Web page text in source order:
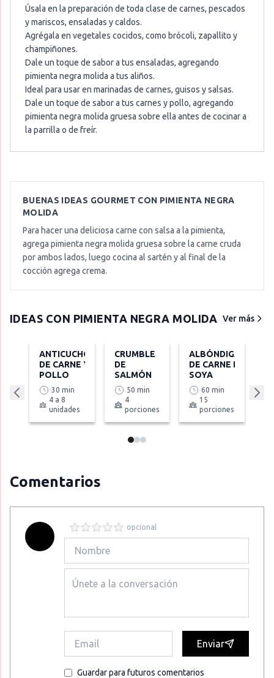
Úsala en la preparación de toda clase de carnes, pescados
y mariscos, ensaladas y caldos.
Agrégala en vegetales cocidos, como brócoli, zapallito y
champiñones.
Dale un toque de sabor a tus ensaladas, agregando
pimienta negra molida a tus aliños.
Ideal para usar en marinadas de carnes, guisos y salsas.
Dale un toque de sabor a tus carnes y pollo, agregando
pimienta negra molida gruesa sobre ella antes de cocinar a
la parrilla o de freír.
BUENAS IDEAS GOURMET CON PIMIENTA NEGRA
MOLIDA
Para hacer una deliciosa carne con salsa a la pimienta,
agrega pimienta negra molida gruesa sobre la carne cruda
por ambos lados, luego cocina al sartén y al final de la
cocción agrega crema.
IDEAS CON PIMIENTA NEGRA MOLIDA Ver más
ANTICUCHOS
DE CARNE Y
POLLO
30 min
4 a 8
unidades
CRUMBLE
DE
SALMÓN
50 min
4
porciones
ALBÓNDIGAS
DE CARNE DE
SOYA
60 min
15
porciones
Comentarios
opcional
Enviar
Guardar para futuros comentarios